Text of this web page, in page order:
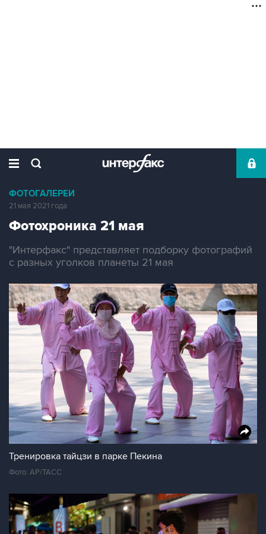
ФОТОГАЛЕРЕИ
21 мая 2021 года
Фотохроника 21 мая
"Интерфакс" представляет подборку фотографий
с разных уголков планеты 21 мая
Тренировка тайцзи в парке Пекина
Фото: AP/ТАСС